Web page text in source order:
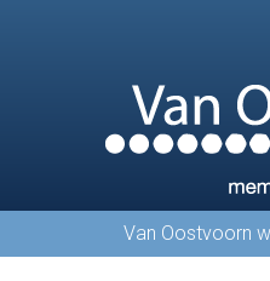
Van Oostvoorn